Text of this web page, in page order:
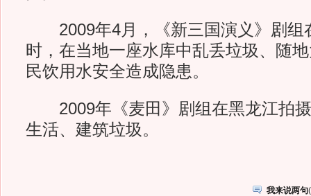
2009年4月，《新三国演义》剧组
时，在当地一座水库中乱丢垃圾、随
民饮用水安全造成隐患。
2009年《麦田》剧组在黑龙江拍摄
生活、建筑垃圾。
我来说两句(